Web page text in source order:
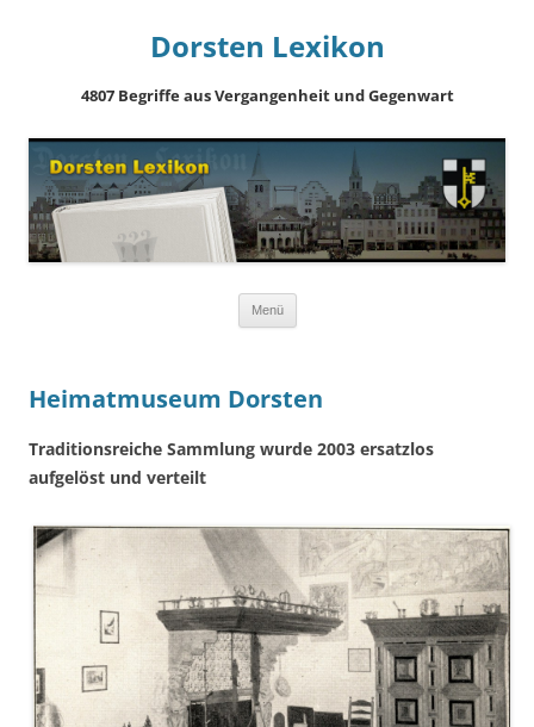
Dorsten Lexikon
4807 Begriffe aus Vergangenheit und Gegenwart
Menü
Heimatmuseum Dorsten
Traditionsreiche Sammlung wurde 2003 ersatzlos
aufgelöst und verteilt